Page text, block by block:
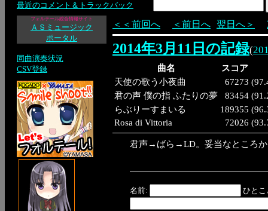
最近のコメント＆トラックバック
フォルテール総合情報サイト
ＡＳミュージック
ポータル
同曲演奏状況
CSV登録
＜＜前回へ ＜前日へ 翌日へ＞
2014年3月11日の記録(
曲名
スコア
天使の歌う小夜曲
67273 (
君の声 僕の指 ふたりの夢
83454 (
らぶりーすまいる
189355 (
Rosa di Vittoria
72026 (
君声→ばら→LD。妥当なところ
名前: ひとこ